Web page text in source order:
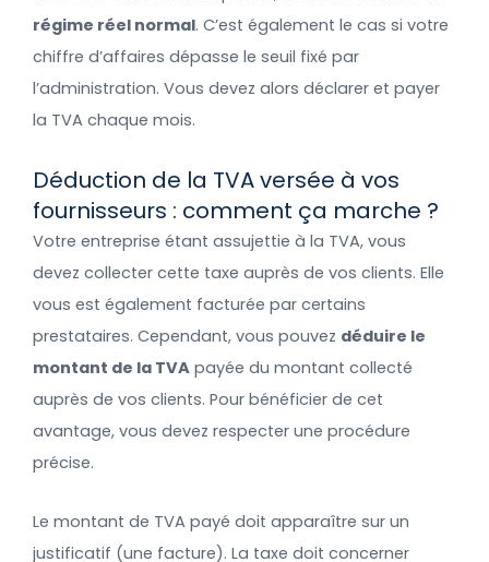
régime réel normal. C’est également le cas si votre
chiffre d’affaires dépasse le seuil fixé par
l’administration. Vous devez alors déclarer et payer
la TVA chaque mois.
Déduction de la TVA versée à vos
fournisseurs : comment ça marche ?
Votre entreprise étant assujettie à la TVA, vous
devez collecter cette taxe auprès de vos clients. Elle
vous est également facturée par certains
prestataires. Cependant, vous pouvez déduire le
montant de la TVA payée du montant collecté
auprès de vos clients. Pour bénéficier de cet
avantage, vous devez respecter une procédure
précise.
Le montant de TVA payé doit apparaître sur un
justificatif (une facture). La taxe doit concerner